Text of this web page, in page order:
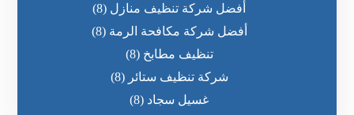
أفضل شركة تنظيف منازل (8)
أفضل شركة مكافحة الرمة (8)
تنظيف مطابخ (8)
شركة تنظيف ستائر (8)
غسيل سجاد (8)